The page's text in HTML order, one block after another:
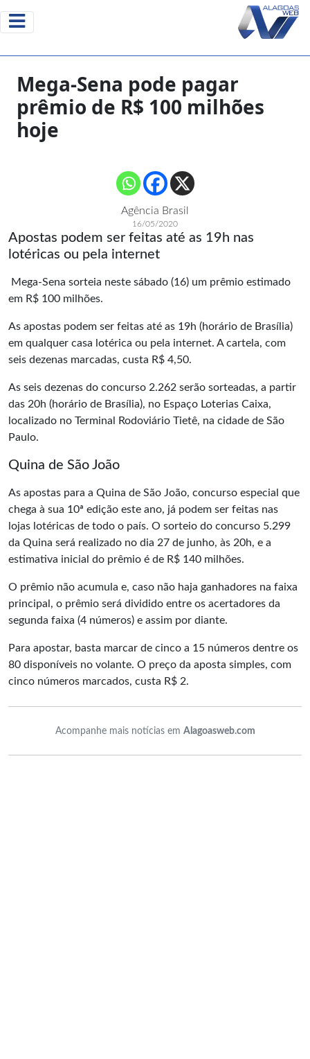
Mega-Sena pode pagar
prêmio de R$ 100 milhões
hoje
Agência Brasil
16/05/2020
Apostas podem ser feitas até as 19h nas
lotéricas ou pela internet
Mega-Sena sorteia neste sábado (16) um prêmio estimado
em R$ 100 milhões.
As apostas podem ser feitas até as 19h (horário de Brasília)
em qualquer casa lotérica ou pela internet. A cartela, com
seis dezenas marcadas, custa R$ 4,50.
As seis dezenas do concurso 2.262 serão sorteadas, a partir
das 20h (horário de Brasília), no Espaço Loterias Caixa,
localizado no Terminal Rodoviário Tietê, na cidade de São
Paulo.
Quina de São João
As apostas para a Quina de São João, concurso especial que
chega à sua 10ª edição este ano, já podem ser feitas nas
lojas lotéricas de todo o país. O sorteio do concurso 5.299
da Quina será realizado no dia 27 de junho, às 20h, e a
estimativa inicial do prêmio é de R$ 140 milhões.
O prêmio não acumula e, caso não haja ganhadores na faixa
principal, o prêmio será dividido entre os acertadores da
segunda faixa (4 números) e assim por diante.
Para apostar, basta marcar de cinco a 15 números dentre os
80 disponíveis no volante. O preço da aposta simples, com
cinco números marcados, custa R$ 2.
Acompanhe mais notícias em Alagoasweb.com